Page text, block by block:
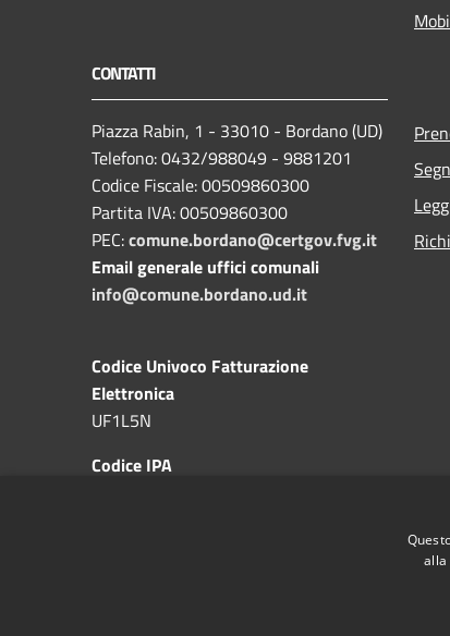
CONTATTI
Piazza Rabin, 1 - 33010 - Bordano (UD)
Telefono: 0432/988049 - 9881201
Codice Fiscale: 00509860300
Partita IVA: 00509860300
PEC:comune.bordano@certgov.fvg.it
Email generale uffici comunali
info@comune.bordano.ud.it
Codice Univoco Fatturazione
Elettronica
UF1L5N
Codice IPA
alla